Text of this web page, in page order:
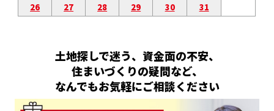
26
27 28 29 30 31
土地探しで迷う、資金面の不安、
住まいづくりの疑問など、
なんでもお気軽にご相談ください